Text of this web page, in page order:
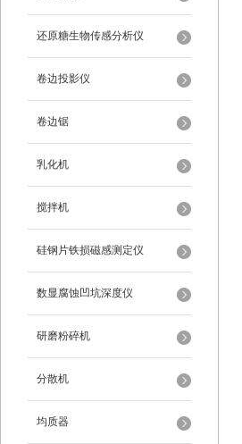
还原糖生物传感分析仪
卷边投影仪
卷边锯
乳化机
搅拌机
硅钢片铁损磁感测定仪
数显腐蚀凹坑深度仪
研磨粉碎机
分散机
均质器